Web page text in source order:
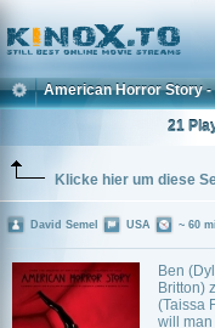
Home
American Horror Story -
21
Klicke hier um diese
Ben
Britton)
(Taissa
will
David Semel USA ~ 60